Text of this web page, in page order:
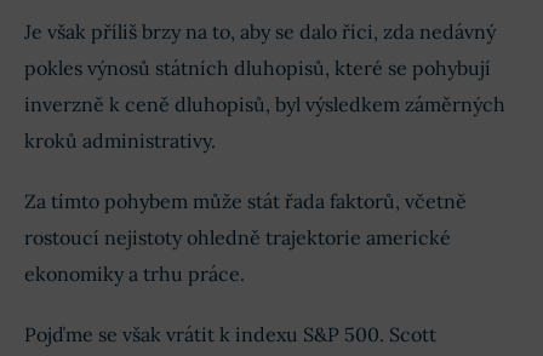
Je však příliš brzy na to, aby se dalo říci, zda nedávný
pokles výnosů státních dluhopisů, které se pohybují
inverzně k ceně dluhopisů, byl výsledkem záměrných
kroků administrativy.
Za tímto pohybem může stát řada faktorů, včetně
rostoucí nejistoty ohledně trajektorie americké
ekonomiky a trhu práce.
Pojďme se však vrátit k indexu S&P 500. Scott